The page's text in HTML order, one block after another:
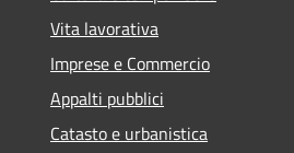
Vita lavorativa
Imprese e Commercio
Appalti pubblici
Catasto e urbanistica